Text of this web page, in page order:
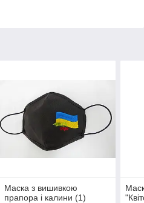
Маска з вишивкою
прапора і калини (1)